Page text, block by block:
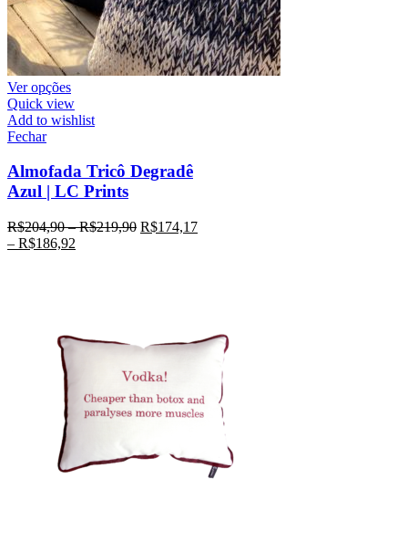
Ver opções
Quick view
Add to wishlist
Fechar
Almofada Tricô Degradê
Azul | LC Prints
R$204,90–R$219,90 R$174,17
– R$186,92